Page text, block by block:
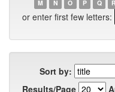
M
N O P Q R
or enter first few letters:
Sort by:
Results/Page